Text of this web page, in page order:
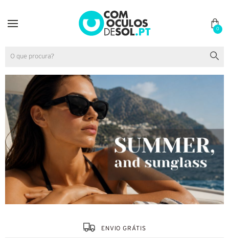
0
ENVIO GRÁTIS